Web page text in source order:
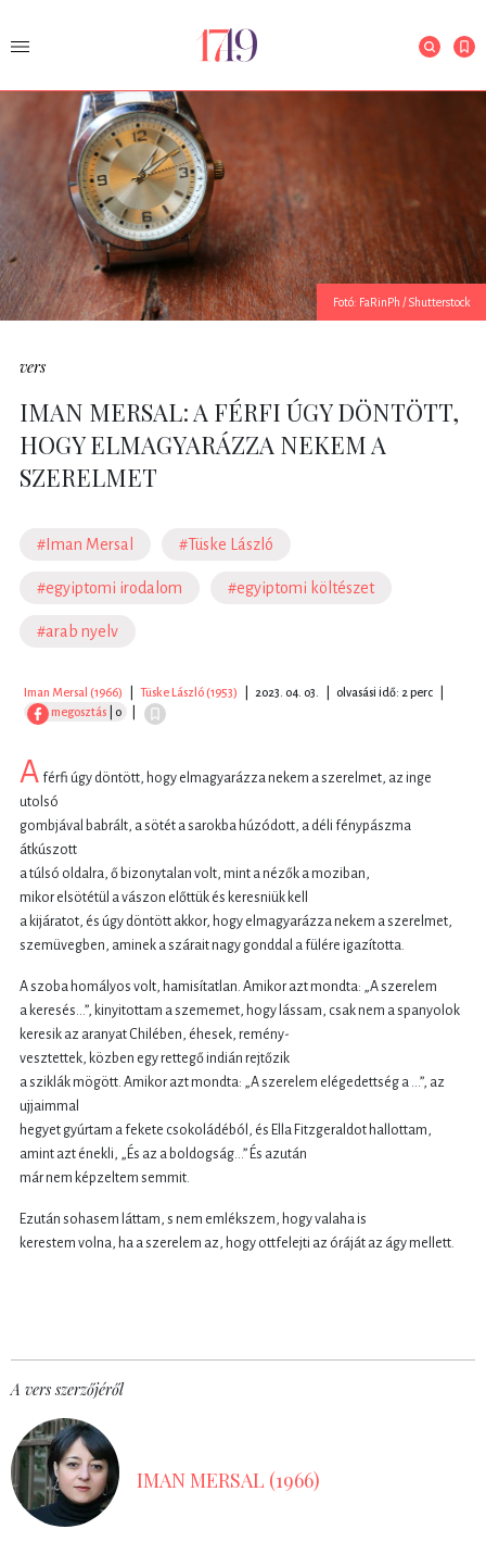
Fotó: FaRinPh / Shutterstock
vers
IMAN MERSAL: A FÉRFI ÚGY DÖNTÖTT,
HOGY ELMAGYARÁZZA NEKEM A
SZERELMET
#Iman Mersal #Tüske László
#egyiptomi irodalom #egyiptomi költészet
#arab nyelv
Iman Mersal (1966) Tüske László (1953) 2023. 04. 03. olvasási idő: 2 perc
megosztás | 0
A férfi úgy döntött, hogy elmagyarázza nekem a szerelmet, az inge
utolsó
gombjával babrált, a sötét a sarokba húzódott, a déli fénypászma
átkúszott
a túlsó oldalra, ő bizonytalan volt, mint a nézők a moziban,
mikor elsötétül a vászon előttük és keresniük kell
a kijáratot, és úgy döntött akkor, hogy elmagyarázza nekem a szerelmet,
szemüvegben, aminek a szárait nagy gonddal a fülére igazította.
A szoba homályos volt, hamisítatlan. Amikor azt mondta: „A szerelem
a keresés…”, kinyitottam a szememet, hogy lássam, csak nem a spanyolok
keresik az aranyat Chilében, éhesek, remény-
vesztettek, közben egy rettegő indián rejtőzik
a sziklák mögött. Amikor azt mondta: „A szerelem elégedettség a …”, az
ujjaimmal
hegyet gyúrtam a fekete csokoládéból, és Ella Fitzgeraldot hallottam,
amint azt énekli, „És az a boldogság…” És azután
már nem képzeltem semmit.
Ezután sohasem láttam, s nem emlékszem, hogy valaha is
kerestem volna, ha a szerelem az, hogy ottfelejti az óráját az ágy mellett.
A vers szerzőjéről
IMAN MERSAL (1966)